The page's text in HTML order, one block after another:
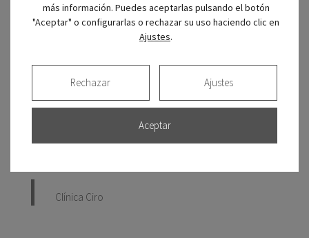
CIRO en Facebook
Clínica Ciro
más información. Puedes aceptarlas pulsando el botón
"Aceptar" o configurarlas o rechazar su uso haciendo clic en
Ajustes.
Aceptar
Rechazar Ajustes